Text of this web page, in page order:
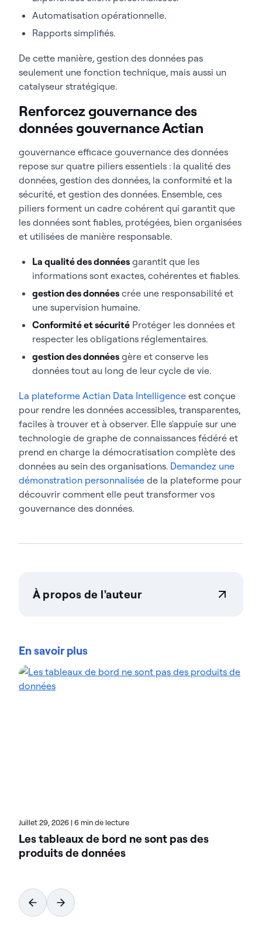
Automatisation opérationnelle.
Rapports simplifiés.
De cette manière, gestion des données pas
seulement une fonction technique, mais aussi un
catalyseur stratégique.
Renforcez gouvernance des
données gouvernance Actian
gouvernance efficace gouvernance des données
repose sur quatre piliers essentiels : la qualité des
données, gestion des données, la conformité et la
sécurité, et gestion des données. Ensemble, ces
piliers forment un cadre cohérent qui garantit que
les données sont fiables, protégées, bien organisées
et utilisées de manière responsable.
La qualité des données garantit que les
informations sont exactes, cohérentes et fiables.
gestion des données crée une responsabilité et
une supervision humaine.
Conformité et sécurité Protéger les données et
respecter les obligations réglementaires.
gestion des données gère et conserve les
données tout au long de leur cycle de vie.
La plateforme Actian Data Intelligence est conçue
pour rendre les données accessibles, transparentes,
faciles à trouver et à observer. Elle s'appuie sur une
technologie de graphe de connaissances fédéré et
prend en charge la démocratisation complète des
données au sein des organisations. Demandez une
démonstration personnalisée de la plateforme pour
découvrir comment elle peut transformer vos
gouvernance des données.
À propos de l'auteur
que soit leur ampleur. Les organisations font
d'intelligence des données d'Actian pour
rationaliser leurs environnements de données
En savoir plus
Juillet 29, 2026 | 6 min de lecture
Les tableaux de bord ne sont pas des
produits de données